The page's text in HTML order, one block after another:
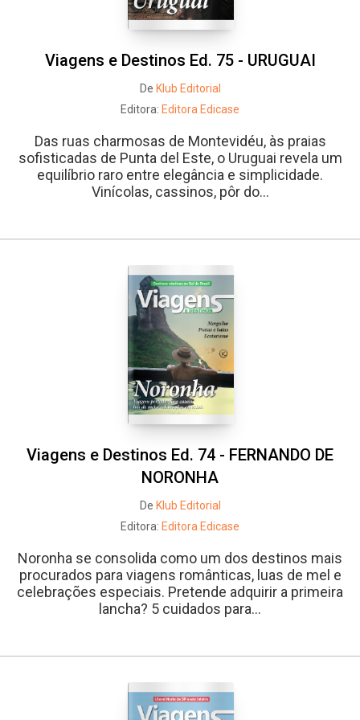
Viagens e Destinos Ed. 75 - URUGUAI
De Klub Editorial
Editora: Editora Edicase
Das ruas charmosas de Montevidéu, às praias
sofisticadas de Punta del Este, o Uruguai revela um
equilíbrio raro entre elegância e simplicidade.
Vinícolas, cassinos, pôr do...
Viagens e Destinos Ed. 74 - FERNANDO DE
NORONHA
De Klub Editorial
Editora: Editora Edicase
Noronha se consolida como um dos destinos mais
procurados para viagens românticas, luas de mel e
celebrações especiais. Pretende adquirir a primeira
lancha? 5 cuidados para...